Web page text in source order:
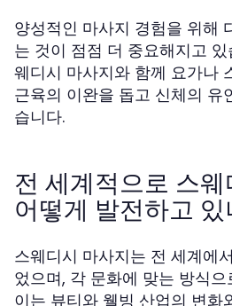
양성적인 마사지 경험을 위해
는 것이 점점 더 중요해지고
웨디시 마사지와 함께 요가나
근육의 이완을 돕고 신체의 유
습니다.
전 세계적으로 스
어떻게 발전하고
스웨디시 마사지는 전 세계에
었으며, 각 문화에 맞는 방식
이는 뷰티와 웰빙 산업의 변화